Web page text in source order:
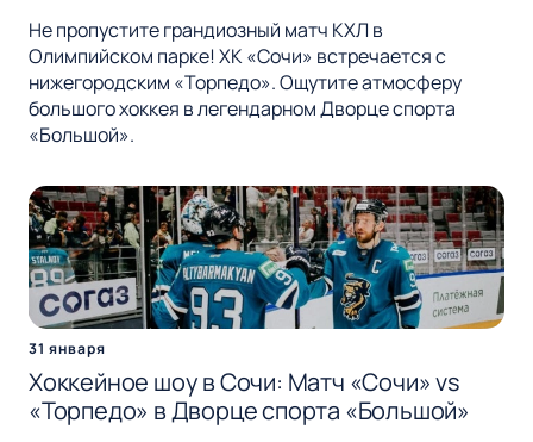
Не пропустите грандиозный матч КХЛ в
Олимпийском парке! ХК «Сочи» встречается с
нижегородским «Торпедо». Ощутите атмосферу
большого хоккея в легендарном Дворце спорта
«Большой».
31 января
Хоккейное шоу в Сочи: Матч «Сочи» vs
«Торпедо» в Дворце спорта «Большой»